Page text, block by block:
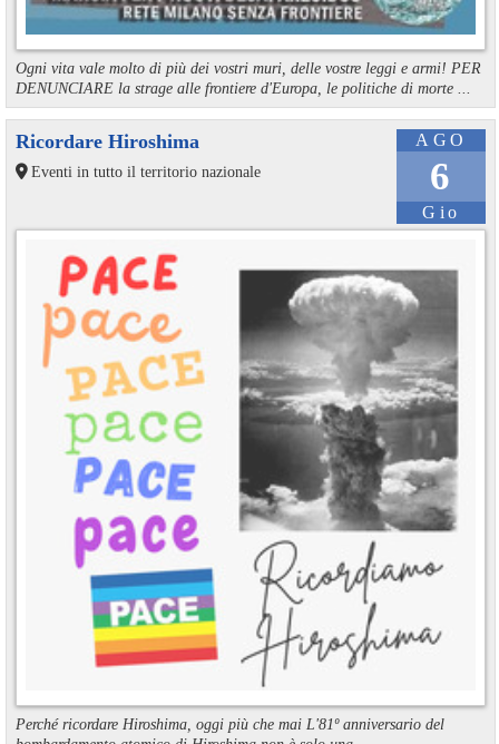
Ogni vita vale molto di più dei vostri muri, delle vostre leggi e armi! PER
DENUNCIARE la strage alle frontiere d'Europa, le politiche di morte ...
AGO
6
Gio
Ricordare Hiroshima
Eventi in tutto il territorio nazionale
Perché ricordare Hiroshima, oggi più che mai L'81º anniversario del